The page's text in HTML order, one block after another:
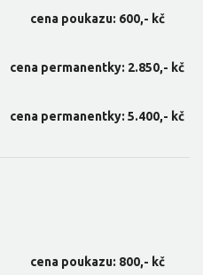
cena poukazu: 600,- kč
cena permanentky: 2.850,- kč
cena permanentky: 5.400,- kč
cena poukazu: 800,- kč